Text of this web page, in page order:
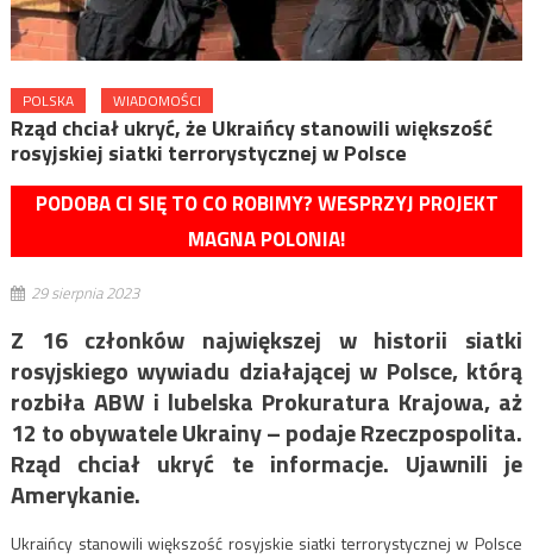
POLSKA WIADOMOŚCI
Rząd chciał ukryć, że Ukraińcy stanowili większość
rosyjskiej siatki terrorystycznej w Polsce
PODOBA CI SIĘ TO CO ROBIMY? WESPRZYJ PROJEKT
MAGNA POLONIA!
29 sierpnia 2023
Z 16 członków największej w historii siatki
rosyjskiego wywiadu działającej w Polsce, którą
rozbiła ABW i lubelska Prokuratura Krajowa, aż
12 to obywatele Ukrainy – podaje Rzeczpospolita.
Rząd chciał ukryć te informacje. Ujawnili je
Amerykanie.
Ukraińcy stanowili większość rosyjskie siatki terrorystycznej w Polsce